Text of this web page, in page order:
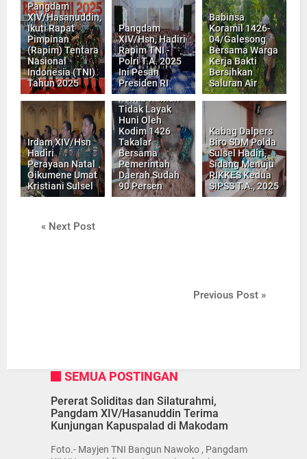
Pangdam
XIV/Hasanuddin,
Ikuti Rapat
Pimpinan
(Rapim) Tentara
Nasional
Indonesia (TNI)
Tahun 2025
Pangdam
XIV/Hsn, Hadiri
Rapim TNI -
Polri T.A. 2025
Ini Pesan
Presiden RI
Babinsa
Koramil 1426-
04/Galesong
Bersama Warga
Kerja Bakti
Bersihkan
Saluran Air
Irdam XIV/Hsn
Hadiri
Perayaan Natal
Oikumene Umat
Kristiani Sulsel
Rehab Rumah
Tidak Layak
Huni Oleh
Kodim 1426
Takalar
Bersama
Pemerintah
Daerah Sudah
90 Persen
Kabag Dalpers
Biro SDM Polda
Sulsel Hadiri,
Sidang Menuju
RIKKES Kedua
SIPSS T.A., 2025
« Next Post
Previous Post »
SEMUA POSTINGAN
Pererat Soliditas dan Silaturahmi,
Pangdam XIV/Hasanuddin Terima
Kunjungan Kapuspalad di Makodam
Foto.- Mayjen TNI Bangun Nawoko , Pangdam